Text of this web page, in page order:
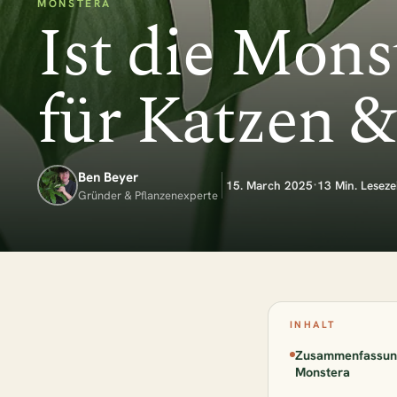
MONSTERA
Ist die
für Katzen
Ben Beyer
Gründer & Pflanzenexperte
15. March 2025·13 Min.
INHALT
Monstera
BELIEBTE
Monstera
Luftreinigend
KATEGORIEN
BELIEBT